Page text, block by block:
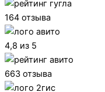
164 отзыва
4,8 из 5
663 отзыва